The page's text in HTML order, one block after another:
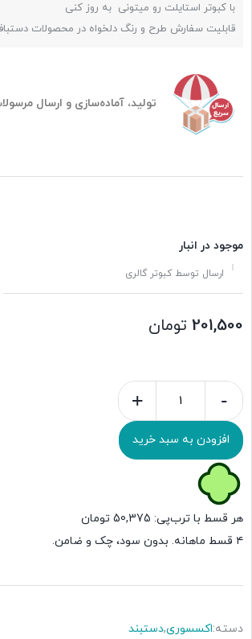
با کبوتر استایلت رو میتونی به روز کنی
قابلیت سفارش طرح و رنگ دلخواه در محصولات
تولید، آماده‌سازی و ارسال مرسولات 3 الی 7
موجود در انبار
ارسال توسط کبوتر گالری
201,500 تومان
-
+
افزودن به سبد خرید
هر قسط با ترب‌پی: 50,375 تومان
۴ قسط ماهانه. بدون سود، چک و ضامن.
دسته:اکسسوری,دستبند